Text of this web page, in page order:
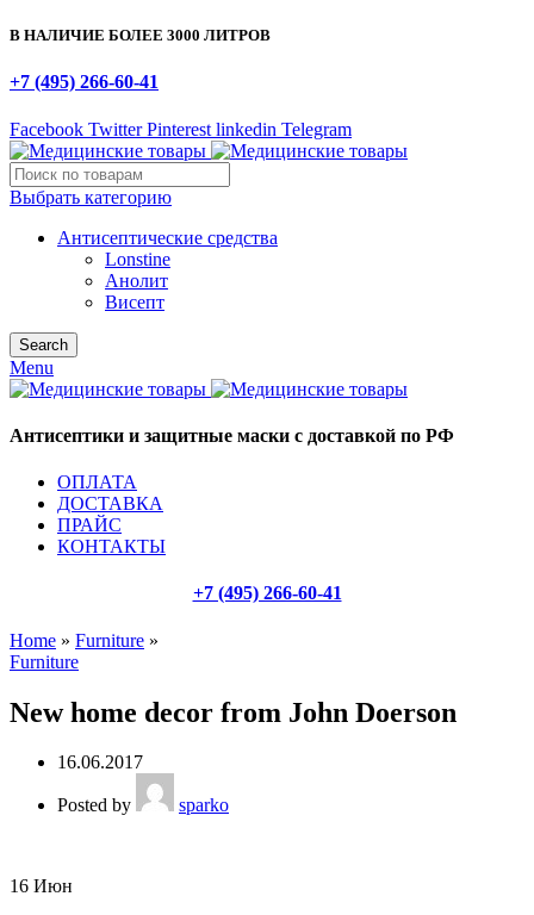
В НАЛИЧИЕ БОЛЕЕ 3000 ЛИТРОВ
+7 (495) 266-60-41
Facebook Twitter Pinterest linkedin Telegram
Выбрать категорию
Антисептические средства
Lonstine
Анолит
Висепт
Search
Menu
Антисептики и защитные маски с доставкой по РФ
ОПЛАТА
ДОСТАВКА
ПРАЙС
КОНТАКТЫ
+7 (495) 266-60-41
Home » Furniture »
Furniture
New home decor from John Doerson
16.06.2017
Posted by sparko
16 Июн